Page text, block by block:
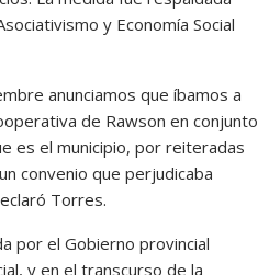
y Economía Social
anunciamos que íbamos a
de Rawson en conjunto
es el municipio, por reiteradas
convenio que perjudicaba
Torres.
por el Gobierno provincial
y en el transcurso de la